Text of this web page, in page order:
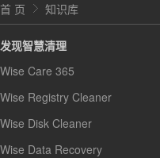
首 页 知识库
发现智慧清理
Wise Care 365
Wise Registry Cleaner
Wise Disk Cleaner
Wise Data Recovery